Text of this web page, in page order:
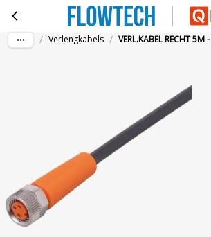
Ga naar hoofdinhoudVERL.KABEL RECHT 5M -
/ Verlengkabels / VERL.KABEL RECHT 5M